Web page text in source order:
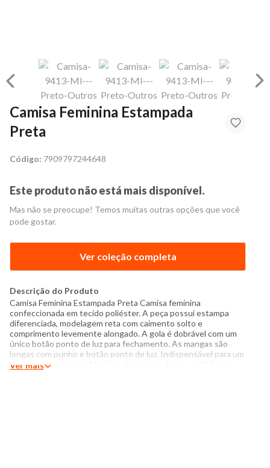
Camisa Feminina Estampada
Preta
Código: 7909797244648
Este produto não está mais disponível.
Mas não se preocupe! Temos muitas outras opções que você
pode gostar.
Ver coleção completa
Descrição do Produto
Camisa Feminina Estampada Preta Camisa feminina
confeccionada em tecido poliéster. A peça possui estampa
diferenciada, modelagem reta com caimento solto e
comprimento levemente alongado. A gola é dobrável com um
único botão ponto de luz para fechamento. As mangas são
longas com punho e botão ponto de luz. Indispensável para um
look leve e elegante! Medidas da Modelo Altura: 1,74 Busto:
Ver mais